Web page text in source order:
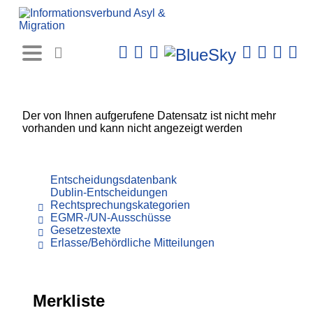
Der von Ihnen aufgerufene Datensatz ist nicht mehr
vorhanden und kann nicht angezeigt werden
Entscheidungsdatenbank
Dublin-Entscheidungen
Rechtsprechungskategorien
EGMR-/UN-Ausschüsse
Gesetzestexte
Erlasse/Behördliche Mitteilungen
Merkliste